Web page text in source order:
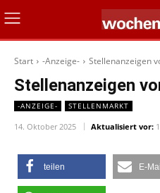
Start -Anzeige- Stellenanzeigen
Stellenanzeigen
-ANZEIGE- STELLENMARKT
14. Oktober 2025 Aktualisiert vor:
teilen E-Mail